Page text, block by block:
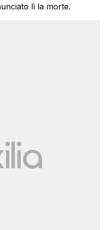
lì la morte.